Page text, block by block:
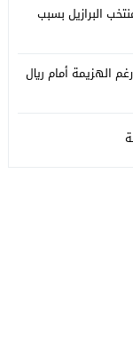
البرازيل بسبب
الهزيمة أمام ريال